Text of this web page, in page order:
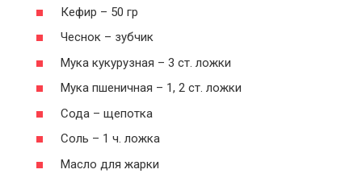
Кефир – 50 гр
Чеснок – зубчик
Мука кукурузная – 3 ст. ложки
Мука пшеничная – 1, 2 ст. ложки
Сода – щепотка
Соль – 1 ч. ложка
Масло для жарки